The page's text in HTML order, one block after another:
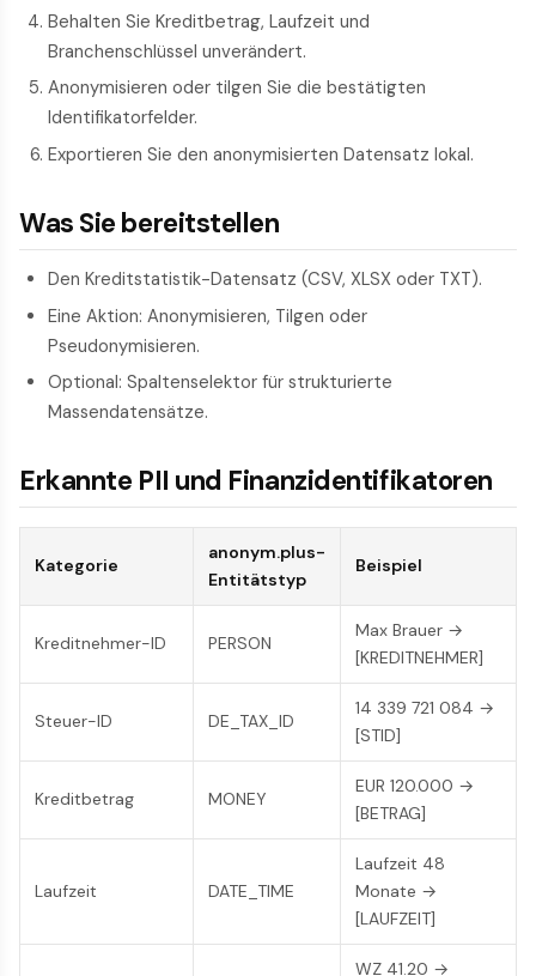
Behalten Sie Kreditbetrag, Laufzeit und
Branchenschlüssel unverändert.
Anonymisieren oder tilgen Sie die bestätigten
Identifikatorfelder.
Exportieren Sie den anonymisierten Datensatz lokal.
Was Sie bereitstellen
Den Kreditstatistik-Datensatz (CSV, XLSX oder TXT).
Eine Aktion: Anonymisieren, Tilgen oder
Pseudonymisieren.
Optional: Spaltenselektor für strukturierte
Massendatensätze.
Erkannte PII und Finanzidentifikatoren
Kategorie
anonym.plus-
Entitätstyp
Beispiel
Kreditnehmer-ID PERSON
Max Brauer →
[KREDITNEHMER]
Steuer-ID DE_TAX_ID
14 339 721 084 →
[STID]
Kreditbetrag MONEY
EUR 120.000 →
[BETRAG]
Laufzeit DATE_TIME
Laufzeit 48
Monate →
[LAUFZEIT]
WZ 41.20 →